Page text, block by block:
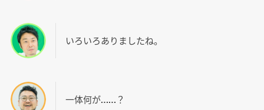
いろいろありましたね。
一体何が……？